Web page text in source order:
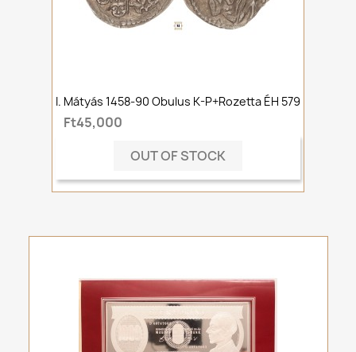
I. Mátyás 1458-90 Obulus K-P+rozetta ÉH 579
Ft45,000
OUT OF STOCK